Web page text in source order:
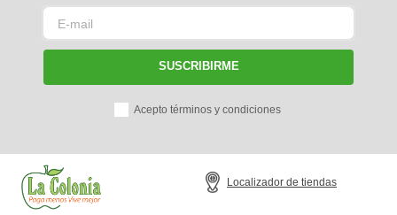
SUSCRIBIRME
Acepto términos y condiciones
Localizador de tiendas